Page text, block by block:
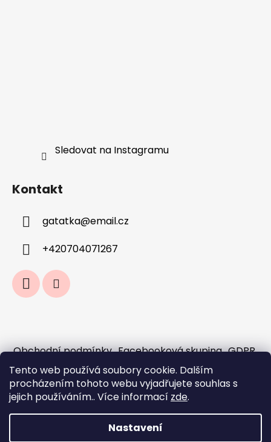
Tento web používá soubory cookie. Dalším
procházením tohoto webu vyjadřujete souhlas s
jejich používáním.. Více informací zde.
Nastavení
Sledovat na Instagramu
Kontakt
gatatka@email.cz
+420704071267
Obchodní podmínky Facebooková skupina GDPR
Jak fungují předobjednávky a sloučení
objednávek?
Doprava a platba